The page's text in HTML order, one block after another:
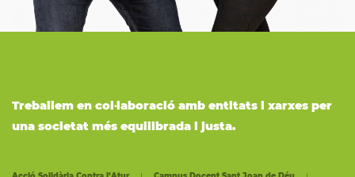
Treballem en col·laboració amb entitats i xarxes per
una societat més equilibrada i justa.